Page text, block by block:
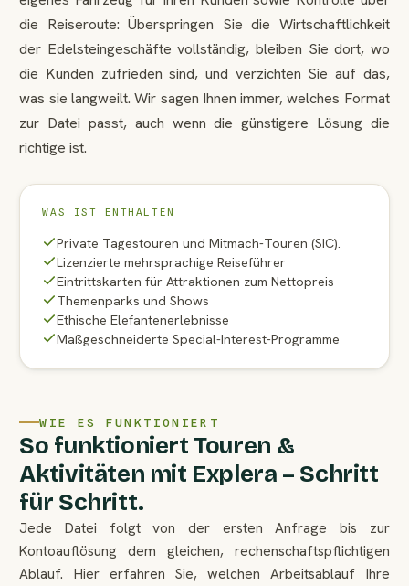
die Reiseroute: Überspringen Sie die Wirtschaftlichkeit
der Edelsteingeschäfte vollständig, bleiben Sie dort, wo
die Kunden zufrieden sind, und verzichten Sie auf das,
was sie langweilt. Wir sagen Ihnen immer, welches Format
zur Datei passt, auch wenn die günstigere Lösung die
richtige ist.
WAS IST ENTHALTEN
Private Tagestouren und Mitmach-Touren (SIC).
Lizenzierte mehrsprachige Reiseführer
Eintrittskarten für Attraktionen zum Nettopreis
Themenparks und Shows
Ethische Elefantenerlebnisse
Maßgeschneiderte Special-Interest-Programme
WIE ES FUNKTIONIERT
So funktioniert Touren &
Aktivitäten mit Explera – Schritt
für Schritt.
Jede Datei folgt von der ersten Anfrage bis zur
Kontoauflösung dem gleichen, rechenschaftspflichtigen
Ablauf. Hier erfahren Sie, welchen Arbeitsablauf Ihre